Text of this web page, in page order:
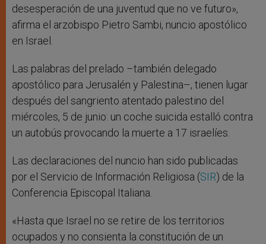
desesperación de una juventud que no ve futuro»,
afirma el arzobispo Pietro Sambi, nuncio apostólico
en Israel.
Las palabras del prelado –también delegado
apostólico para Jerusalén y Palestina–, tienen lugar
después del sangriento atentado palestino del
miércoles, 5 de junio: un coche suicida estalló contra
un autobús provocando la muerte a 17 israelíes.
Las declaraciones del nuncio han sido publicadas
por el Servicio de Información Religiosa (SIR) de la
Conferencia Episcopal Italiana.
«Hasta que Israel no se retire de los territorios
ocupados y no consienta la constitución de un